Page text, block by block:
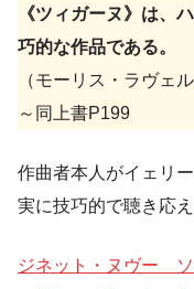
《ツィガーヌ》は、
巧的な作品である。
（モーリス・ラヴェル
～同上書P199
作曲者本人がイェリ
実に技巧的で聴き応
ジネット・ヌヴー ソ